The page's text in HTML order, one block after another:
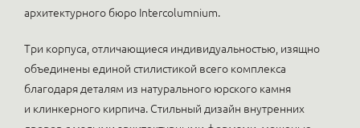
архитектурного бюро Intercolumnium.
Три корпуса, отличающиеся индивидуальностью, изящно
объединены единой стилистикой всего комплекса
благодаря деталям из натурального юрского камня
и клинкерного кирпича. Стильный дизайн внутренних